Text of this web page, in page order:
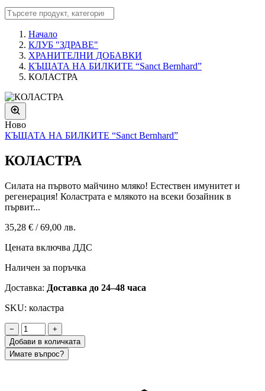
Начало
КЛУБ "ЗДРАВЕ"
ХРАНИТЕЛНИ ДОБАВКИ
КЪЩАТА НА БИЛКИТЕ “Sanct Bernhard”
КОЛАСТРА
Ново
КЪЩАТА НА БИЛКИТЕ “Sanct Bernhard”
КОЛАСТРА
Силата на първото майчино мляко! Естествен имунитет и
регенерация! Коластрата е млякото на всеки бозайник в
първит...
35,28 € / 69,00 лв.
Цената включва ДДС
Наличен за поръчка
Доставка: Доставка до 24–48 часа
SKU: коластра
−
+
Добави в количката
Имате въпрос?